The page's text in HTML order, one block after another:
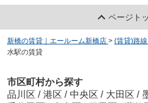
ページト
新橋の賃貸｜エールーム新橋店 > (賃貸)路
水駅の賃貸
市区町村から探す
品川区 / 港区 / 中央区 / 大田区 /